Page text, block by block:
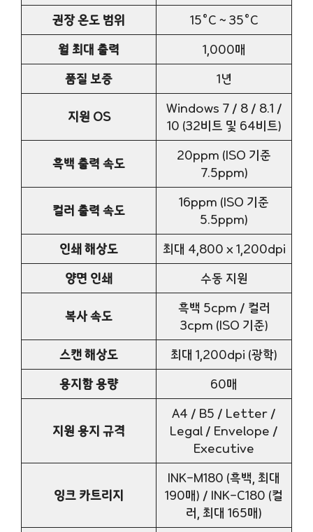
권장 온도 범위
15°C ~ 35°C
월 최대 출력
1,000매
품질 보증
1년
지원 OS
Windows 7 / 8 / 8.1 /
10 (32비트 및 64비트)
흑백 출력 속도
20ppm (ISO 기준
7.5ppm)
컬러 출력 속도
16ppm (ISO 기준
5.5ppm)
인쇄 해상도
최대 4,800 x 1,200dpi
양면 인쇄
수동 지원
복사 속도
흑백 5cpm / 컬러
3cpm (ISO 기준)
스캔 해상도
최대 1,200dpi (광학)
용지함 용량
60매
지원 용지 규격
A4 / B5 / Letter /
Legal / Envelope /
Executive
잉크 카트리지
INK-M180 (흑백, 최대
190매) / INK-C180 (컬
러, 최대 165매)